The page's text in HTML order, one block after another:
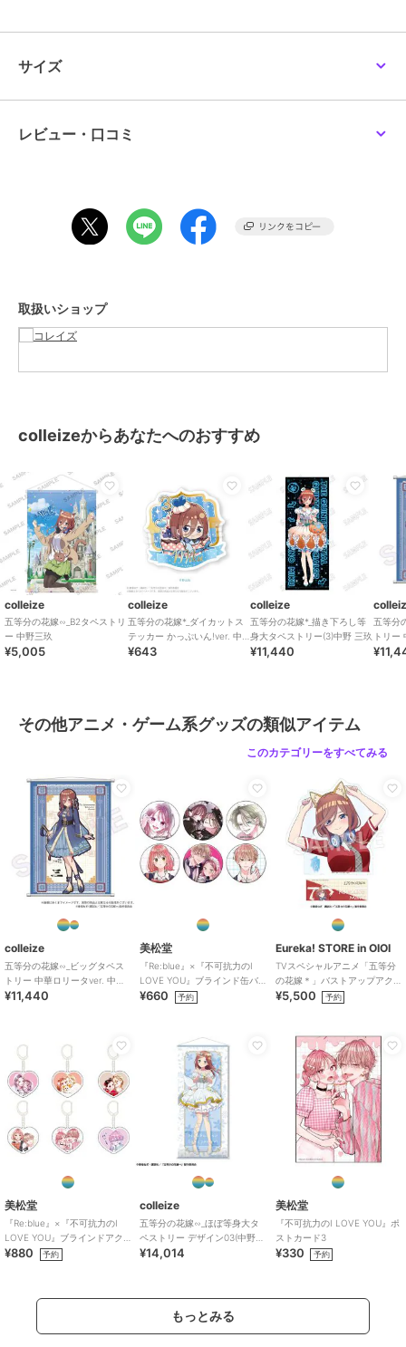
カラー ＊＊
サイズ
サイズ
レビュー・口コミ
取扱いショップ
colleizeからあなたへのおすすめ
colleize
五等分の花嫁∽_B2タペストリ
ー 中野三玖
¥5,005
colleize
五等分の花嫁*_ダイカットス
テッカー かっぷいん!ver. 中
野三玖
¥643
colleize
五等分の花嫁*_描き下ろし等
身大タペストリー(3)中野 三玖
¥11,440
五等分
トリー
三玖
その他アニメ・ゲーム系グッズの類似アイテム
このカテゴリーをすべてみる
colleize
五等分の花嫁∽_ビッグタペス
トリー 中華ロリータver. 中野
三玖
¥11,440
美松堂
『Re:blue』×『不可抗力のI
LOVE YOU』ブラインド缶バ
ッジ（全6種）
¥660 予約
Eureka! STORE in OIOI
TVスペシャルアニメ「五等分
の花嫁＊」バストアップアク
リルメガスタンド 三玖
¥5,500 予約
美松堂
『Re:blue』×『不可抗力のI
LOVE YOU』ブラインドアク
リルキーホルダー（全6種）
¥880 予約
colleize
五等分の花嫁∽_ほぼ等身大タ
ペストリー デザイン03(中野三
玖/花の妖精ver.)【描き下ろ
¥14,014
美松堂
『不可抗力のI LOVE YOU』ポ
ストカード3
¥330 予約
もっとみる